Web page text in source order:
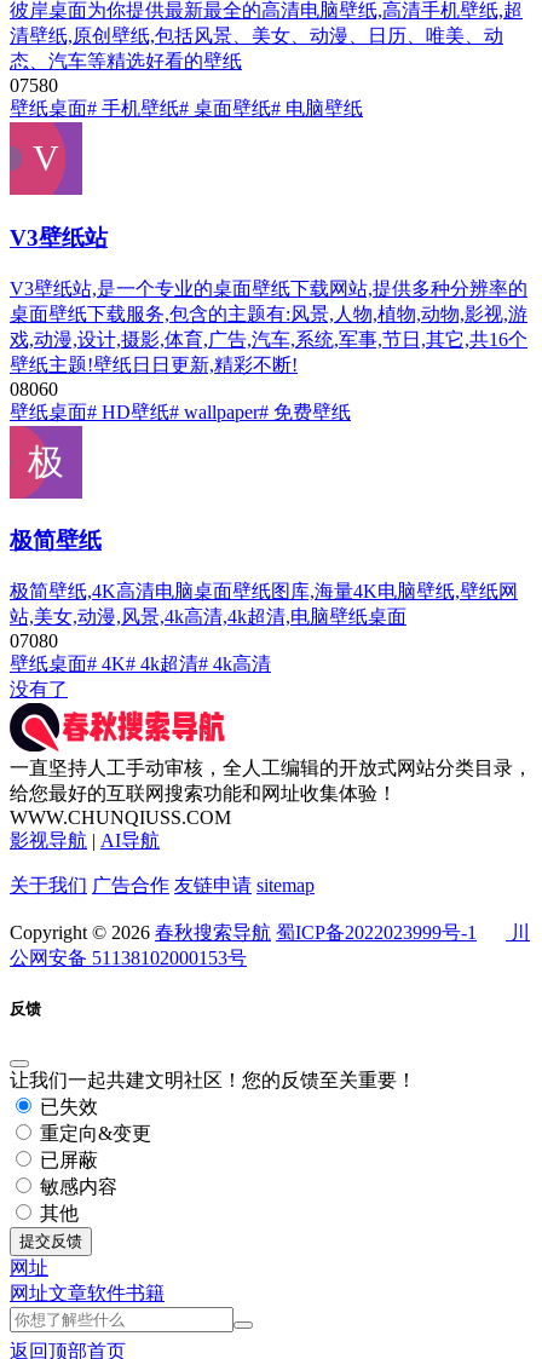
彼岸桌面为你提供最新最全的高清电脑壁纸,高清手机壁纸,超
清壁纸,原创壁纸,包括风景、美女、动漫、日历、唯美、动
态、汽车等精选好看的壁纸
07580
壁纸桌面# 手机壁纸# 桌面壁纸# 电脑壁纸
V3壁纸站
V3壁纸站,是一个专业的桌面壁纸下载网站,提供多种分辨率的
桌面壁纸下载服务,包含的主题有:风景,人物,植物,动物,影视,游
戏,动漫,设计,摄影,体育,广告,汽车,系统,军事,节日,其它,共16个
壁纸主题!壁纸日日更新,精彩不断!
08060
壁纸桌面# HD壁纸# wallpaper# 免费壁纸
极简壁纸
极简壁纸,4K高清电脑桌面壁纸图库,海量4K电脑壁纸,壁纸网
站,美女,动漫,风景,4k高清,4k超清,电脑壁纸桌面
07080
壁纸桌面# 4K# 4k超清# 4k高清
没有了
一直坚持人工手动审核，全人工编辑的开放式网站分类目录，
给您最好的互联网搜索功能和网址收集体验！
WWW.CHUNQIUSS.COM
影视导航 | AI导航
关于我们 广告合作 友链申请 sitemap
Copyright © 2026 春秋搜索导航 蜀ICP备2022023999号-1
川
公网安备 51138102000153号
反馈
让我们一起共建文明社区！您的反馈至关重要！
已失效
重定向&变更
已屏蔽
敏感内容
其他
提交反馈
网址
网址文章软件书籍
返回顶部首页